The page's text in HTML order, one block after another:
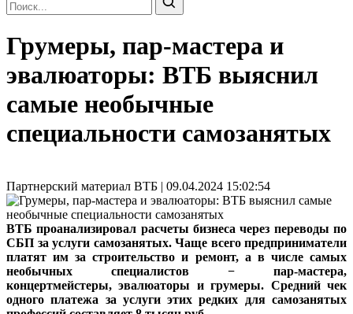
Грумеры, пар-мастера и
эвалюаторы: ВТБ выяснил
самые необычные
специальности самозанятых
Партнерский материал ВТБ | 09.04.2024 15:02:54
ВТБ проанализировал расчеты бизнеса через переводы по
СБП за услуги самозанятых. Чаще всего предприниматели
платят им за строительство и ремонт, а в числе самых
необычных специалистов − пар-мастера,
концертмейстеры, эвалюаторы и грумеры. Средний чек
одного платежа за услуги этих редких для самозанятых